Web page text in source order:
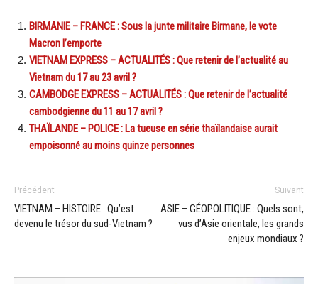
BIRMANIE – FRANCE : Sous la junte militaire Birmane, le vote
Macron l’emporte
VIETNAM EXPRESS – ACTUALITÉS : Que retenir de l’actualité au
Vietnam du 17 au 23 avril ?
CAMBODGE EXPRESS – ACTUALITÉS : Que retenir de l’actualité
cambodgienne du 11 au 17 avril ?
THAÏLANDE – POLICE : La tueuse en série thaïlandaise aurait
empoisonné au moins quinze personnes
Précédent
VIETNAM – HISTOIRE : Qu’est
devenu le trésor du sud-Vietnam ?
Suivant
ASIE – GÉOPOLITIQUE : Quels sont,
vus d’Asie orientale, les grands
enjeux mondiaux ?